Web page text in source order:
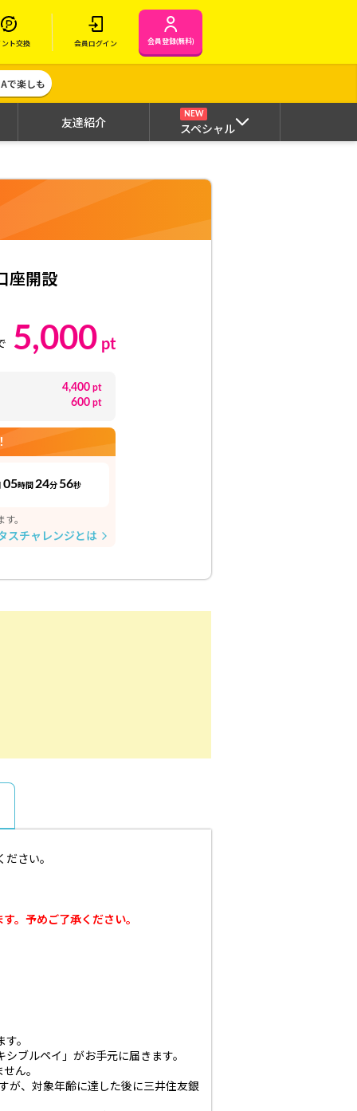
ント交換 会員ログイン 会員登録(無料)
で楽しも
友達紹介
NEW
スペシャル
座開設
5,000 pt
4,400 pt
600 pt
05時間 24分 55秒
。
スチャレンジとは arrow_forward_ios
さい。
。予めご了承ください。
。
ブルペイ」がお手元に届きます。
ん。
が、対象年齢に達した後に三井住友銀